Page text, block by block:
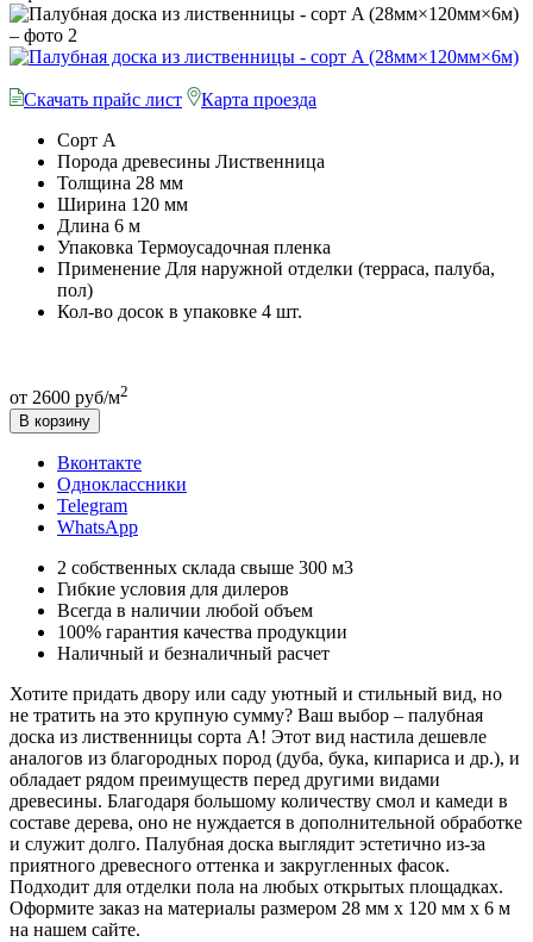
Скачать прайс лист
Карта проезда
Сорт A
Порода древесины Лиственница
Толщина 28 мм
Ширина 120 мм
Длина 6 м
Упаковка Термоусадочная пленка
Применение Для наружной отделки (терраса, палуба,
пол)
Кол-во досок в упаковке 4 шт.
от 2600 руб/м2
В корзину
Вконтакте
Одноклассники
Telegram
WhatsApp
2 собственных склада свыше 300 м3
Гибкие условия для дилеров
Всегда в наличии любой объем
100% гарантия качества продукции
Наличный и безналичный расчет
Хотите придать двору или саду уютный и стильный вид, но
не тратить на это крупную сумму? Ваш выбор ­– палубная
доска из лиственницы сорта А! Этот вид настила дешевле
аналогов из благородных пород (дуба, бука, кипариса и др.), и
обладает рядом преимуществ перед другими видами
древесины. Благодаря большому количеству смол и камеди в
составе дерева, оно не нуждается в дополнительной обработке
и служит долго. Палубная доска выглядит эстетично из-за
приятного древесного оттенка и закругленных фасок.
Подходит для отделки пола на любых открытых площадках.
Оформите заказ на материалы размером 28 мм х 120 мм х 6 м
на нашем сайте.